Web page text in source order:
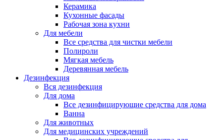
Керамика
Кухонные фасады
Рабочая зона кухни
Для мебели
Все средства для чистки мебели
Полироли
Мягкая мебель
Деревянная мебель
Дезинфекция
Вся дезинфекция
Для дома
Все дезинфицирующие средства для дома
Ванна
Для животных
Для медицинских учреждений